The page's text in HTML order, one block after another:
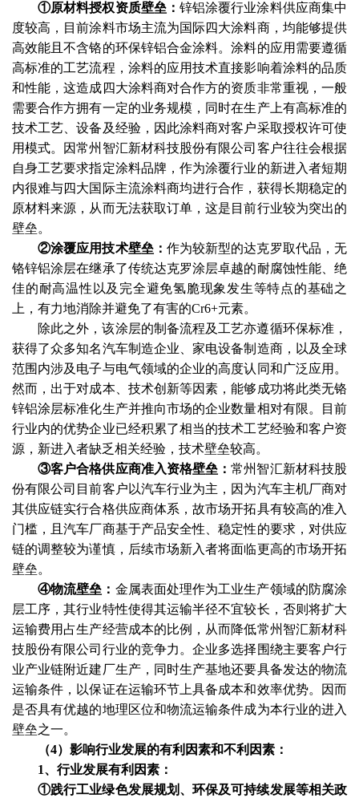
①原材料授权资质壁垒： 锌铝涂覆行业涂料供应商集中
度较高，目前涂料市场主流为国际四大涂料商，均能够提供
高效能且不含铬的环保锌铝合金涂料。涂料的应用需要遵循
高标准的工艺流程，涂料的应用技术直接影响着涂料的品质
和性能，这造成四大涂料商对合作方的资质非常重视，一般
需要合作方拥有一定的业务规模，同时在生产上有高标准的
技术工艺、设备及经验，因此涂料商对客户采取授权许可使
用模式。因常州智汇新材科技股份有限公司客户往往会根据
自身工艺要求指定涂料品牌，作为涂覆行业的新进入者短期
内很难与四大国际主流涂料商均进行合作，获得长期稳定的
原材料来源，从而无法获取订单，这是目前行业较为突出的
壁垒。
②涂覆应用技术壁垒： 作为较新型的达克罗取代品，无
铬锌铝涂层在继承了传统达克罗涂层卓越的耐腐蚀性能、绝
佳的耐高温性以及完全避免氢脆现象发生等特点的基础之
上，有力地消除并避免了有害的Cr6+元素。
除此之外，该涂层的制备流程及工艺亦遵循环保标准，
获得了众多知名汽车制造企业、家电设备制造商，以及全球
范围内涉及电子与电气领域的企业的高度认同和广泛应用。
然而，出于对成本、技术创新等因素，能够成功将此类无铬
锌铝涂层标准化生产并推向市场的企业数量相对有限。目前
行业内的优势企业已经积累了相当的技术工艺经验和客户资
源，新进入者缺乏相关经验，技术壁垒较高。
③客户合格供应商准入资格壁垒：常州智汇新材科技股
份有限公司目前客户以汽车行业为主，因为汽车主机厂商对
其供应链实行合格供应商体系，故市场开拓具有较高的准入
门槛，且汽车厂商基于产品安全性、稳定性的要求，对供应
链的调整较为谨慎，后续市场新入者将面临更高的市场开拓
壁垒。
④物流壁垒： 金属表面处理作为工业生产领域的防腐涂
层工序，其行业特性使得其运输半径不宜较长，否则将扩大
运输费用占生产经营成本的比例，从而降低常州智汇新材科
技股份有限公司行业的竞争力。企业多选择围绕主要客户行
业产业链附近建厂生产，同时生产基地还要具备发达的物流
运输条件，以保证在运输环节上具备成本和效率优势。因而
是否具有优越的地理区位和物流运输条件成为本行业的进入
壁垒之一。
（4）影响行业发展的有利因素和不利因素：
1、行业发展有利因素：
①践行工业绿色发展规划、环保及可持续发展等相关政